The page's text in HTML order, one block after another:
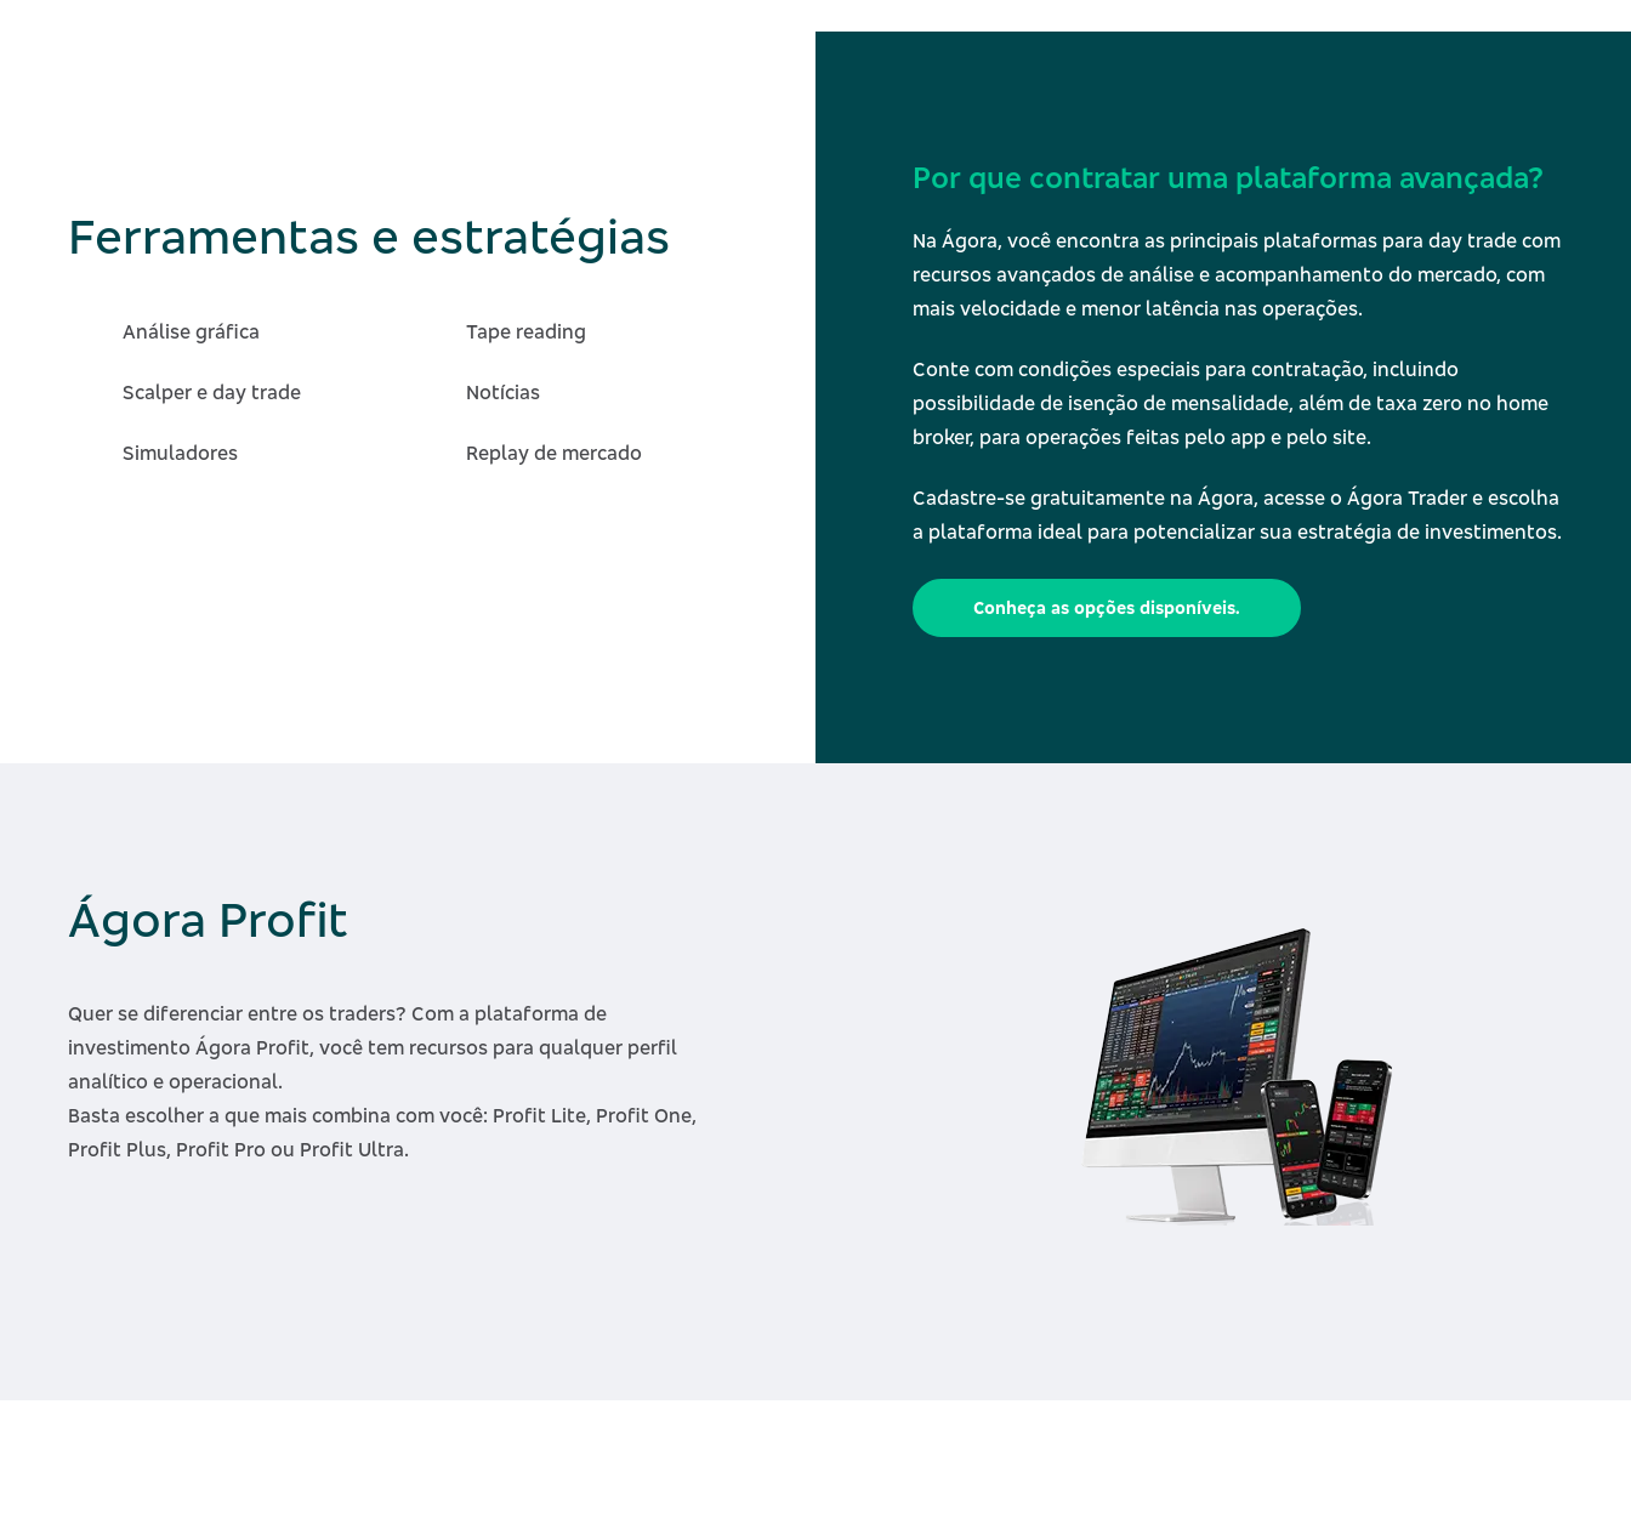
Ferramentas e estratégias
Análise gráfica Tape reading
Scalper e day trade Notícias
Simuladores Replay de mercado
Por que contratar uma plataforma avançada?
Na Ágora, você encontra as principais plataformas para day trade com
recursos avançados de análise e acompanhamento do mercado, com
mais velocidade e menor latência nas operações.
Conte com condições especiais para contratação, incluindo
possibilidade de isenção de mensalidade, além de taxa zero no home
broker, para operações feitas pelo app e pelo site.
Cadastre-se gratuitamente na Ágora, acesse o Ágora Trader e escolha
a plataforma ideal para potencializar sua estratégia de investimentos.
Conheça as opções disponíveis.
Ágora Profit
Quer se diferenciar entre os traders? Com a plataforma de
investimento Ágora Profit, você tem recursos para qualquer perfil
analítico e operacional.
Basta escolher a que mais combina com você: Profit Lite, Profit One,
Profit Plus, Profit Pro ou Profit Ultra.